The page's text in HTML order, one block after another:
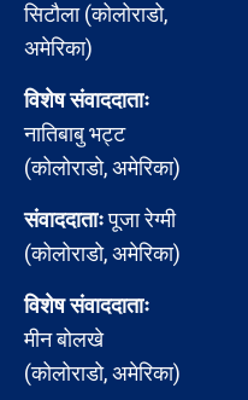
सिटौला (कोलोराडो,
अमेरिका)
विशेष संवाददाताः
नातिबाबु भट्ट
(कोलोराडो, अमेरिका)
संवाददाताःपूजा रेग्मी
(कोलोराडो, अमेरिका)
विशेष संवाददाताः
मीन बोलखे
(कोलोराडो, अमेरिका)